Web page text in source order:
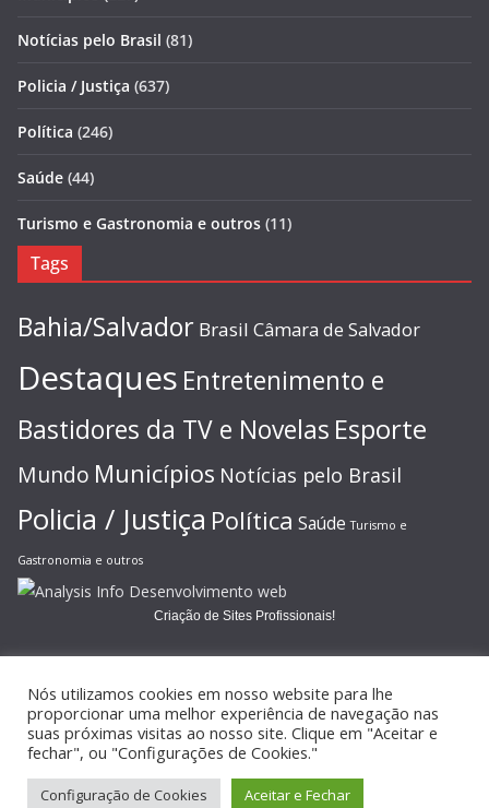
Notícias pelo Brasil (81)
Policia / Justiça (637)
Política (246)
Saúde (44)
Turismo e Gastronomia e outros (11)
Tags
Bahia/Salvador Brasil Câmara de Salvador
Destaques Entretenimento e
Bastidores da TV e Novelas Esporte
Mundo Municípios Notícias pelo Brasil
Policia / Justiça Política Saúde Turismo e
Gastronomia e outros
Criação de Sites Profissionais!
Copyright © 2026JORNAL GAZETA ONLINE
reservados.
Nós utilizamos cookies em nosso website para lhe
proporcionar uma melhor experiência de navegação nas
suas próximas visitas ao nosso site. Clique em "Aceitar e
fechar", ou "Configurações de Cookies."
Configuração de Cookies Aceitar e Fechar